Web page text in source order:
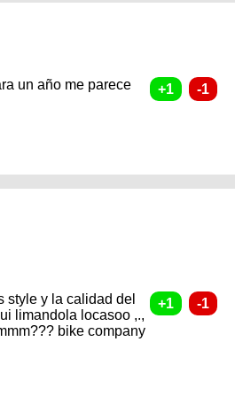
un año me parece
style y la calidad del
limandola locasoo ,.,
bike company